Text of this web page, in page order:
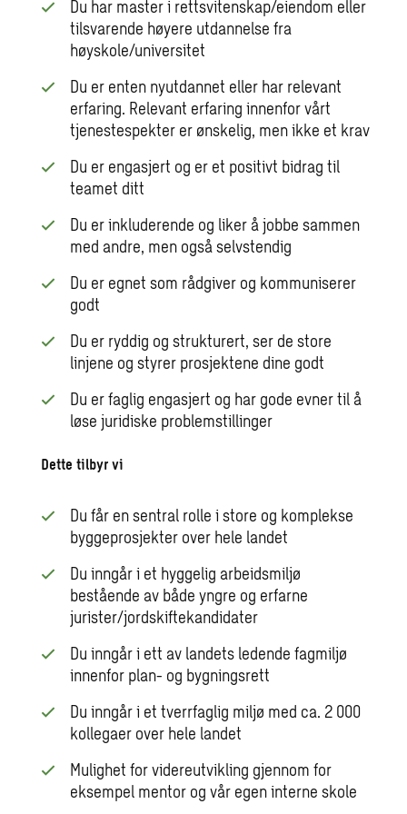
Du har master i rettsvitenskap/eiendom eller
tilsvarende høyere utdannelse fra
høyskole/universitet
Du er enten nyutdannet eller har relevant
erfaring. Relevant erfaring innenfor vårt
tjenestespekter er ønskelig, men ikke et krav
Du er engasjert og er et positivt bidrag til
teamet ditt
Du er inkluderende og liker å jobbe sammen
med andre, men også selvstendig
Du er egnet som rådgiver og kommuniserer
godt
Du er ryddig og strukturert, ser de store
linjene og styrer prosjektene dine godt
Du er faglig engasjert og har gode evner til å
løse juridiske problemstillinger
Dette tilbyr vi
Du får en sentral rolle i store og komplekse
byggeprosjekter over hele landet
Du inngår i et hyggelig arbeidsmiljø
bestående av både yngre og erfarne
jurister/jordskiftekandidater
Du inngår i ett av landets ledende fagmiljø
innenfor plan- og bygningsrett
Du inngår i et tverrfaglig miljø med ca. 2 000
kollegaer over hele landet
Mulighet for videreutvikling gjennom for
eksempel mentor og vår egen interne skole